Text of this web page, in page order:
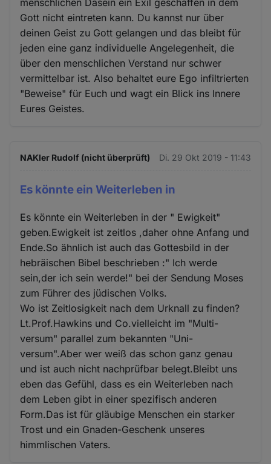
Gott nicht eintreten kann. Du kannst nur über
deinen Geist zu Gott gelangen und das bleibt für
jeden eine ganz individuelle Angelegenheit, die
über den menschlichen Verstand nur schwer
vermittelbar ist. Also behaltet eure Ego infiltrierten
"Beweise" für Euch und wagt ein Blick ins Innere
Eures Geistes.
NAKler Rudolf (nicht überprüft) Di. 29 Okt 2019 - 11:43
Es könnte ein Weiterleben in
Es könnte ein Weiterleben in der " Ewigkeit"
geben.Ewigkeit ist zeitlos ,daher ohne Anfang und
Ende.So ähnlich ist auch das Gottesbild in der
hebräischen Bibel beschrieben :" Ich werde
sein,der ich sein werde!" bei der Sendung Moses
zum Führer des jüdischen Volks.
Wo ist Zeitlosigkeit nach dem Urknall zu finden?
Lt.Prof.Hawkins und Co.vielleicht im "Multi-
versum" parallel zum bekannten "Uni-
versum".Aber wer weiß das schon ganz genau
und ist auch nicht nachprüfbar belegt.Bleibt uns
eben das Gefühl, dass es ein Weiterleben nach
dem Leben gibt in einer spezifisch anderen
Form.Das ist für gläubige Menschen ein starker
Trost und ein Gnaden-Geschenk unseres
himmlischen Vaters.